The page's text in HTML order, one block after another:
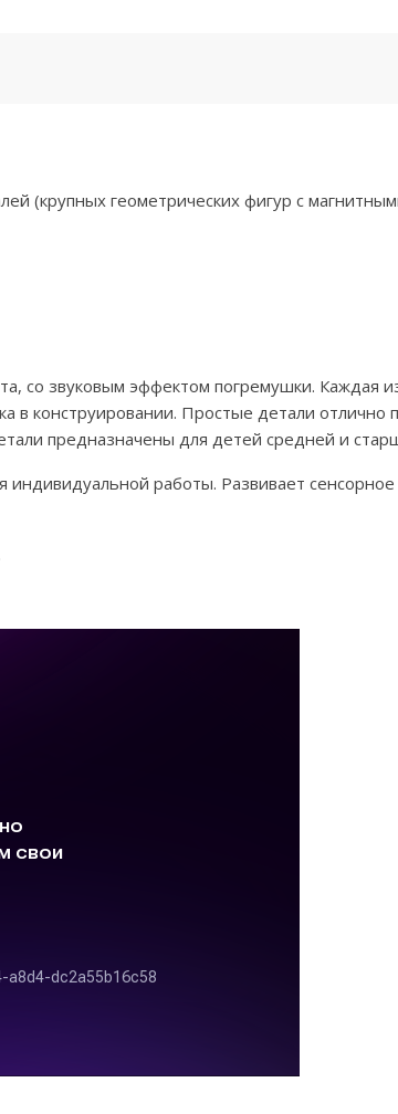
(крупных геометрических фигур с
со звуковым эффектом погремушки. Каждая
в конструировании. Простые детали
предназначены для детей средней и
работы. Развивает